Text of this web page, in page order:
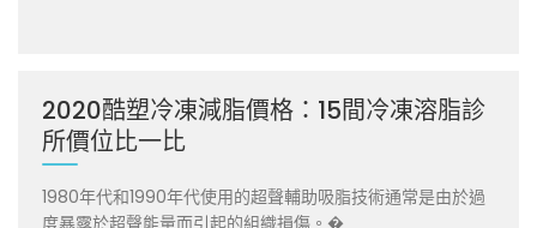
2020酷塑冷凍減脂價格：15間冷凍溶脂診
所價位比一比
1980年代和1990年代使用的超聲輔助吸脂技術通常是由於過